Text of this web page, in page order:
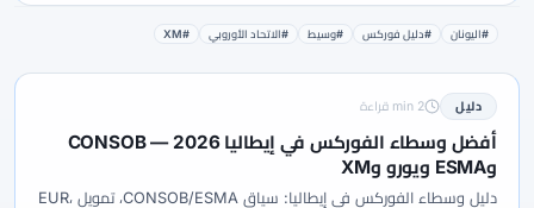
#اليونان #دليل فوركس #وسيط #الاتحاد الأوروبي #XM
دليل 2 min قراءة
أفضل وسطاء الفوركس في إيطاليا 2026 — CONSOB
وESMA ويورو وXM
دليل وسطاء الفوركس في إيطاليا: سياق CONSOB/ESMA، تمويل EUR،